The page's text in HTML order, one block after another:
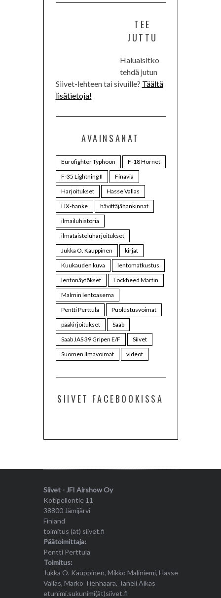
TEE
JUTTU
Haluaisitko
tehdä jutun
Siivet-lehteen tai sivuille? Täältä
lisätietoja!
AVAINSANAT
Eurofighter Typhoon
F-18 Hornet
F-35 Lightning II
Finavia
Harjoitukset
Hasse Vallas
HX-hanke
hävittäjähankinnat
ilmailuhistoria
ilmataisteluharjoitukset
Jukka O. Kauppinen
kirjat
Kuukauden kuva
lentomatkustus
lentonäytökset
Lockheed Martin
Malmin lentoasema
Pentti Perttula
Puolustusvoimat
pääkirjoitukset
Saab
Saab JAS 39 Gripen E/F
Siivet
Suomen Ilmavoimat
videot
SIIVET FACEBOOKISSA
Siivet - JFI Airshow Oy
Kotipellontie 11
38800 Jämijärvi
Finland
toimitus (ät) siivet.fi
Päätoimittaja:
Pentti Perttula
Toimitus:
Jukka O. Kauppinen, Mikko Maliniemi, Hasse
Vallas, Marko Tienhaara, Taneli Äikäs
etunimi.sukunimi(ät)siivet.fi